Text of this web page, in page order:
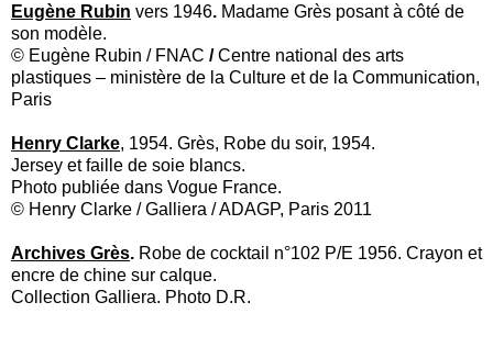
Eugène Rubin vers 1946. Madame Grès posant à côté de
son modèle.
© Eugène Rubin / FNAC /Centre national des arts
plastiques – ministère de la Culture et de la Communication,
Paris
Henry Clarke, 1954. Grès, Robe du soir, 1954.
Jersey et faille de soie blancs.
Photo publiée dans Vogue France.
© Henry Clarke / Galliera / ADAGP, Paris 2011
Archives Grès. Robe de cocktail n°102 P/E 1956. Crayon et
encre de chine sur calque.
Collection Galliera. Photo D.R.